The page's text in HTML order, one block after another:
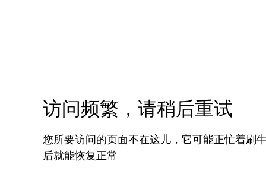
访问频繁，请稍后重试
您所要访问的页面不在这儿，它可能正忙着刷
后就能恢复正常